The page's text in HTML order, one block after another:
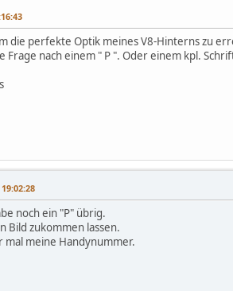
die perfekte Optik meines V8-Hinterns zu
Frage nach einem " P ". Oder einem kpl.
noch ein "P" übrig.
Bild zukommen lassen.
mal meine Handynummer.